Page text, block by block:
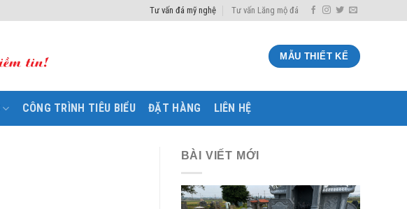
Tư vấn đá mỹ nghệ Tư vấn Lăng mộ đá
MẪU THIẾT KẾ
CÔNG TRÌNH TIÊU BIỂU ĐẶT HÀNG LIÊN HỆ
BÀI VIẾT MỚI